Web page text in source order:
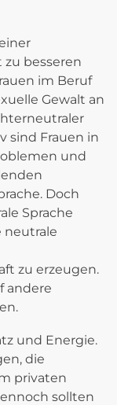
besseren
im Beruf
Gewalt an
sind Frauen in
und
Doch
Sprache
neutrale
zu erzeugen.
andere
und Energie.
die
privaten
sollten